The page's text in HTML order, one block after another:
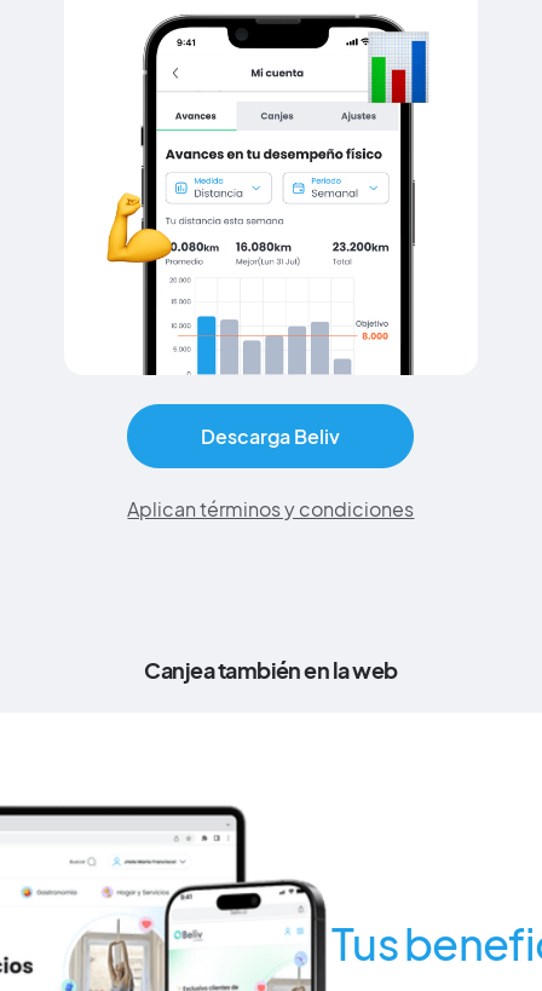
Descarga Beliv
Aplican términos y condiciones
Canjea también en la web
Tus